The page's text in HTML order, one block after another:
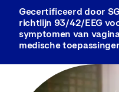
Gecertificeerd door
richtlijn 93/42/EEG
symptomen van
medische